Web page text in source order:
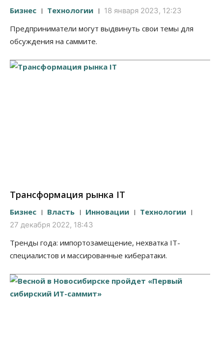
Бизнес Технологии 18 января 2023, 12:23
Предприниматели могут выдвинуть свои темы для
обсуждения на саммите.
Трансформация рынка IT
Бизнес Власть Инновации Технологии
27 декабря 2022, 18:43
Тренды года: импортозамещение, нехватка IT-
специалистов и массированные кибератаки.